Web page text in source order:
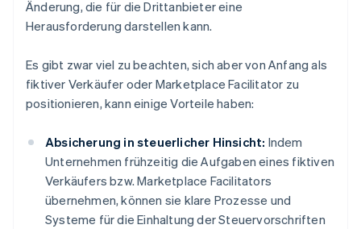
Änderung, die für die Drittanbieter eine
Herausforderung darstellen kann.
Es gibt zwar viel zu beachten, sich aber von Anfang als
fiktiver Verkäufer oder Marketplace Facilitator zu
positionieren, kann einige Vorteile haben:
Absicherung in steuerlicher Hinsicht: Indem
Unternehmen frühzeitig die Aufgaben eines fiktiven
Verkäufers bzw. Marketplace Facilitators
übernehmen, können sie klare Prozesse und
Systeme für die Einhaltung der Steuervorschriften